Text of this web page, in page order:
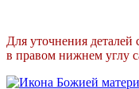
Для уточнения
в правом нижнем углу